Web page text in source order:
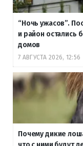
“Ночь ужасов”.
и район остались
домов
7 АВГУСТА 2026, 12:56
Почему дикие